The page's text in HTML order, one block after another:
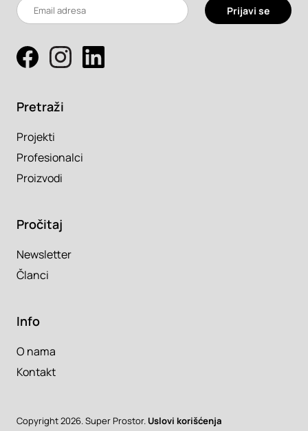
Prijavi se
Pretraži
Projekti
Profesionalci
Proizvodi
Pročitaj
Newsletter
Članci
Info
O nama
Kontakt
Copyright 2026. Super Prostor. Uslovi korišćenja